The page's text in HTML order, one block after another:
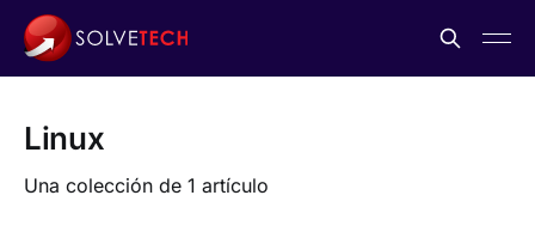
Linux
Una colección de 1 artículo